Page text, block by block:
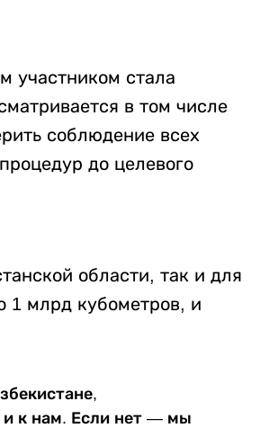
участником стала
в том числе
соблюдение всех
до целевого
области, так и для
1 млрд кубометров, и
и к нам. Если нет — мы